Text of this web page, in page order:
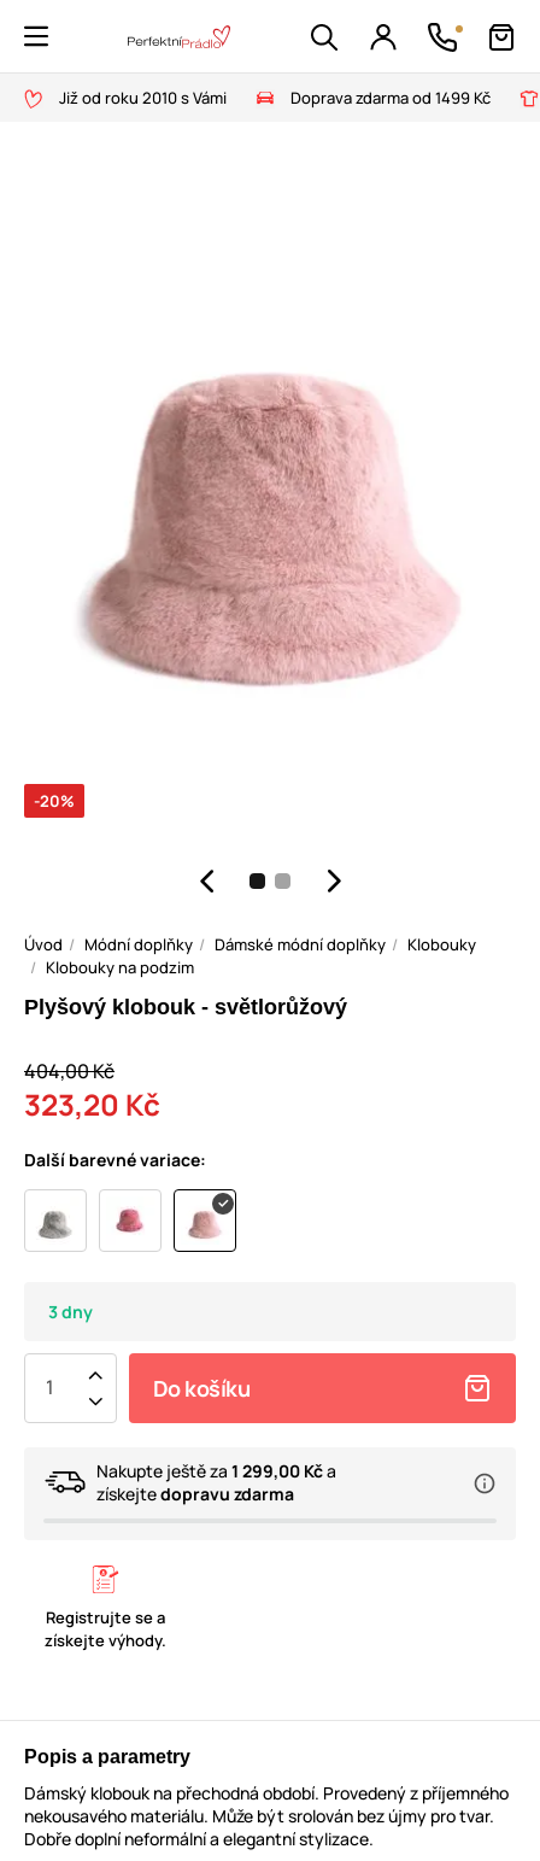
Již od roku 2010 s Vámi Doprava zdarma od 1499 Kč
-20%
Úvod Módní doplňky Dámské módní doplňky
Klobouky
Klobouky na podzim
Plyšový klobouk - světlorůžový
404,00 Kč
323,20 Kč
Další barevné variace:
3 dny
Do košíku
Nakupte ještě za 1 299,00 Kča
získejtedopravu zdarma
Registrujte se a
získejte výhody.
Popis a parametry
Dámský klobouk na přechodná období. Provedený z příjemného
nekousavého materiálu. Může být srolován bez újmy pro tvar.
Dobře doplní neformální a elegantní stylizace.